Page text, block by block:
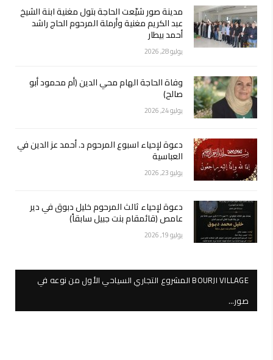
مدينة صور شيّعت الحاجة بتول مغنية ابنة الشيخ
عبد الكريم مغنية وأرملة المرحوم الحاج راشد
أحمد بيطار
يوليو 28, 2026
وفاة الحاجة الهام محي الدين (أم محمود أبو
صالح)
يوليو 24, 2026
دعوة لإحياء اسبوع المرحوم د. أحمد عز الدين في
العباسية
يوليو 23, 2026
دعوة لإحياء ثالث المرحوم خليل دبوق في دير
عامص (قائمقام بنت جبيل سابقاً)
يوليو 19, 2026
BOURJI VILLAGE المشروع التجاري السياحي الأول من نوعه في
صور…